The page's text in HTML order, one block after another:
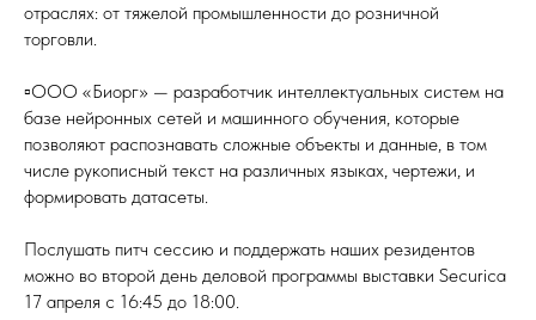
отраслях: от тяжелой промышленности до розничной
торговли.
▫️ООО «Биорг» — разработчик интеллектуальных систем на
базе нейронных сетей и машинного обучения, которые
позволяют распознавать сложные объекты и данные, в том
числе рукописный текст на различных языках, чертежи, и
формировать датасеты.
Послушать питч сессию и поддержать наших резидентов
можно во второй день деловой программы выставки Securica
17 апреля с 16:45 до 18:00.